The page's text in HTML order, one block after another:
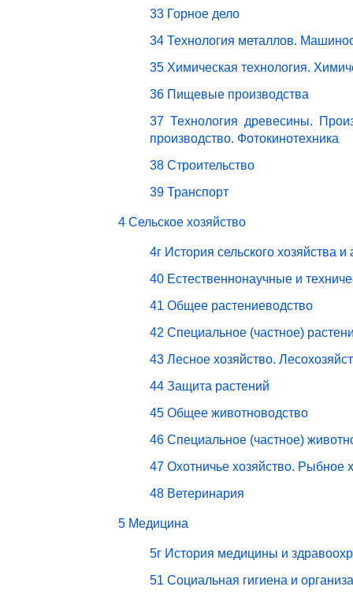
33 Горное дело
34 Технология металлов.
35 Химическая технология.
36 Пищевые производства
37 Технология древесины.
производство. Фотокинотехника
38 Строительство
39 Транспорт
4 Сельское хозяйство
4г История сельского хозяйства
40 Естественнонаучные и
41 Общее растениеводство
42 Специальное (частное)
43 Лесное хозяйство.
44 Защита растений
45 Общее животноводство
46 Специальное (частное)
47 Охотничье хозяйство. Рыбное
48 Ветеринария
5 Медицина
5г История медицины и
51 Социальная гигиена и